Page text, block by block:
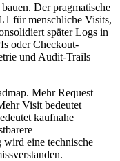
Der pragmatische
für menschliche Visits,
später Logs in
oder Checkout-
und Audit-Trails
Mehr Request
Visit bedeutet
kaufnahe
wird eine technische